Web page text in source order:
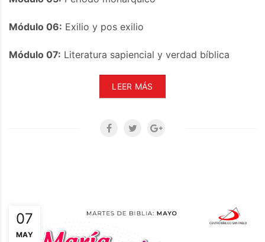
Módulo 06: Exilio y pos exilio
Módulo 07: Literatura sapiencial y verdad bíblica
LEER MÁS
07
MAY